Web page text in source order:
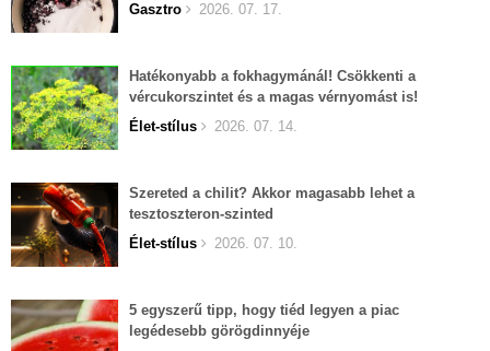
Gasztro 2026. 07. 17.
Hatékonyabb a fokhagymánál! Csökkenti a
vércukorszintet és a magas vérnyomást is!
Élet-stílus
2026. 07. 14.
Szereted a chilit? Akkor magasabb lehet a
tesztoszteron-szinted
Élet-stílus
2026. 07. 10.
5 egyszerű tipp, hogy tiéd legyen a piac
legédesebb görögdinnyéje